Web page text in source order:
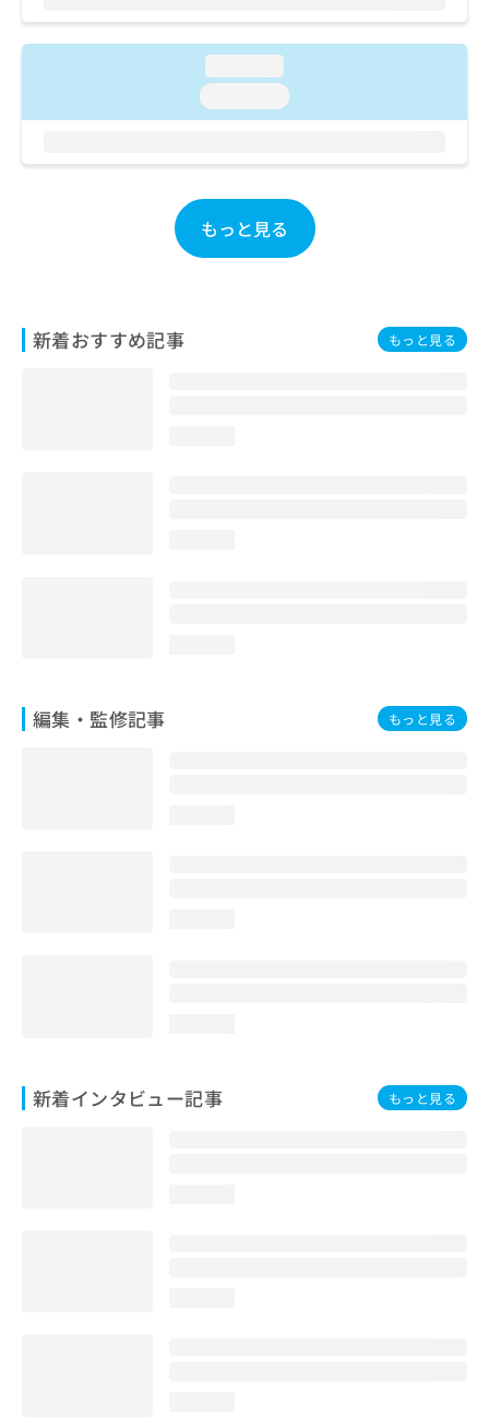
もっと見る
新着おすすめ記事 もっと見る
編集・監修記事 もっと見る
新着インタビュー記事 もっと見る
せ
こ